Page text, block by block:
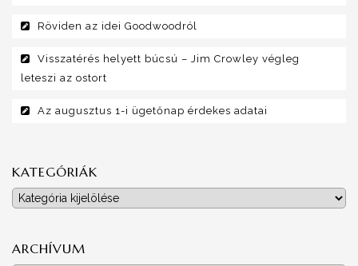
Röviden az idei Goodwoodról
Visszatérés helyett búcsú – Jim Crowley végleg
leteszi az ostort
Az augusztus 1-i ügetőnap érdekes adatai
KATEGÓRIÁK
Kategóriák
ARCHÍVUM